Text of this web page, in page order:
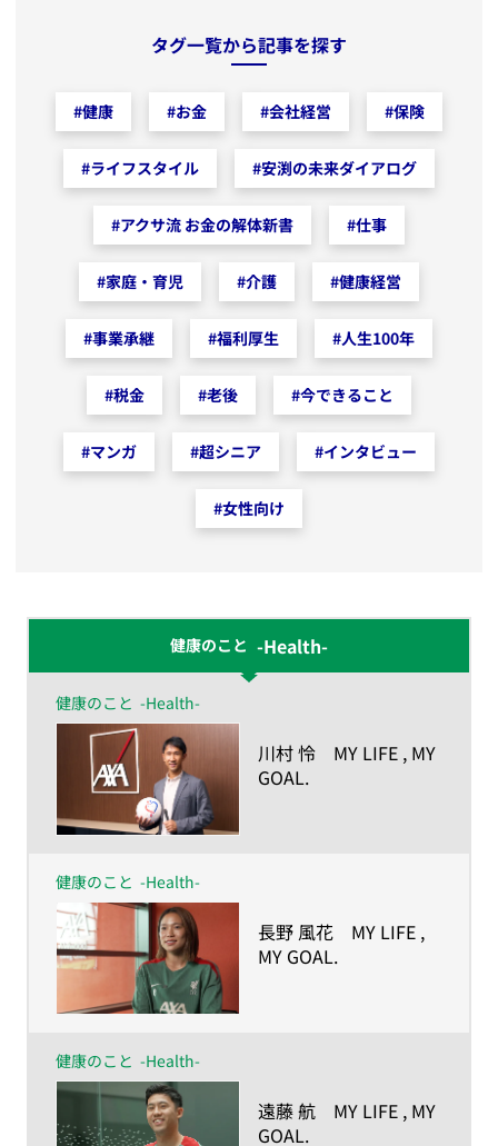
タグ一覧から記事を探す
#健康 #お金 #会社経営 #保険
#ライフスタイル #安渕の未来ダイアログ
#アクサ流 お金の解体新書 #仕事
#家庭・育児 #介護 #健康経営
#事業承継 #福利厚生 #人生100年
#税金 #老後 #今できること
#マンガ #超シニア #インタビュー
#女性向け
健康のこと -Health-
健康のこと -Health-
​川村 怜 MY LIFE , MY
GOAL.
健康のこと -Health-
​長野 風花 MY LIFE ,
MY GOAL.
健康のこと -Health-
​遠藤 航 MY LIFE , MY
GOAL.